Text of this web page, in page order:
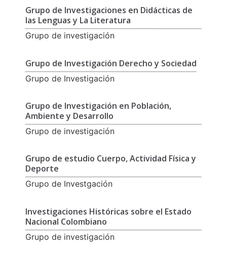
Grupo de Investigaciones en Didácticas de
las Lenguas y La Literatura
Grupo de investigación
Grupo de Investigación Derecho y Sociedad
Grupo de Investigación
Grupo de Investigación en Población,
Ambiente y Desarrollo
Grupo de investigación
Grupo de estudio Cuerpo, Actividad Física y
Deporte
Grupo de Investgación
Investigaciones Históricas sobre el Estado
Nacional Colombiano
Grupo de investigación